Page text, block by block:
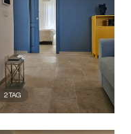
2TAG